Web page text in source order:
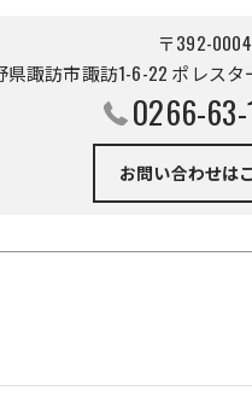
〒392-0004
県諏訪市諏訪1-6-22 ポレス
0266-
お問い合わせは